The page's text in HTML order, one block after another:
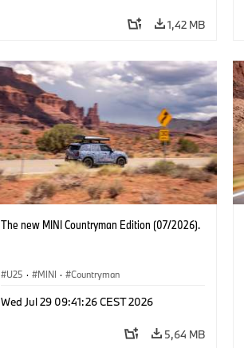
1,42 MB
The new MINI Countryman Edition (07/2026).
U25 · MINI · Countryman
Wed Jul 29 09:41:26 CEST 2026
5,64 MB